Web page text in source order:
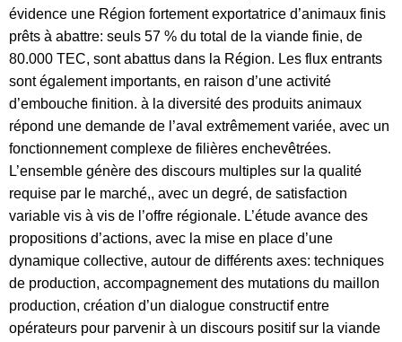
évidence une Région fortement exportatrice d’animaux finis
prêts à abattre: seuls 57 % du total de la viande finie, de
80.000 TEC, sont abattus dans la Région. Les flux entrants
sont également importants, en raison d’une activité
d’embouche finition. à la diversité des produits animaux
répond une demande de l’aval extrêmement variée, avec un
fonctionnement complexe de filières enchevêtrées.
L’ensemble génère des discours multiples sur la qualité
requise par le marché,, avec un degré, de satisfaction
variable vis à vis de l’offre régionale. L’étude avance des
propositions d’actions, avec la mise en place d’une
dynamique collective, autour de différents axes: techniques
de production, accompagnement des mutations du maillon
production, création d’un dialogue constructif entre
opérateurs pour parvenir à un discours positif sur la viande